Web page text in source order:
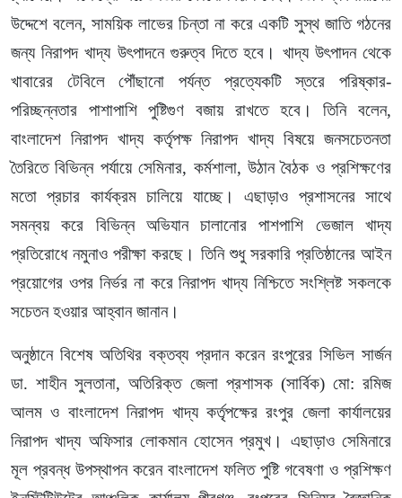
উদ্দেশে বলেন, সাময়িক লাভের চিন্তা না করে একটি সুস্থ জাতি গঠনের
জন্য নিরাপদ খাদ্য উৎপাদনে গুরুত্ব দিতে হবে। খাদ্য উৎপাদন থেকে
খাবারের টেবিলে পৌঁছানো পর্যন্ত প্রত্যেকটি স্তরে পরিষ্কার-
পরিচ্ছন্নতার পাশাপাশি পুষ্টিগুণ বজায় রাখতে হবে। তিনি বলেন,
বাংলাদেশ নিরাপদ খাদ্য কর্তৃপক্ষ নিরাপদ খাদ্য বিষয়ে জনসচেতনতা
তৈরিতে বিভিন্ন পর্যায়ে সেমিনার, কর্মশালা, উঠান বৈঠক ও প্রশিক্ষণের
মতো প্রচার কার্যক্রম চালিয়ে যাচ্ছে। এছাড়াও প্রশাসনের সাথে
সমন্বয় করে বিভিন্ন অভিযান চালানোর পাশপাশি ভেজাল খাদ্য
প্রতিরোধে নমুনাও পরীক্ষা করছে। তিনি শুধু সরকারি প্রতিষ্ঠানের আইন
প্রয়োগের ওপর নির্ভর না করে নিরাপদ খাদ্য নিশ্চিতে সংশ্লিষ্ট সকলকে
সচেতন হওয়ার আহ্বান জানান।
অনুষ্ঠানে বিশেষ অতিথির বক্তব্য প্রদান করেন রংপুরের সিভিল সার্জন
ডা. শাহীন সুলতানা, অতিরিক্ত জেলা প্রশাসক (সার্বিক) মো: রমিজ
আলম ও বাংলাদেশ নিরাপদ খাদ্য কর্তৃপক্ষের রংপুর জেলা কার্যালয়ের
নিরাপদ খাদ্য অফিসার লোকমান হোসেন প্রমুখ। এছাড়াও সেমিনারে
মূল প্রবন্ধ উপস্থাপন করেন বাংলাদেশ ফলিত পুষ্টি গবেষণা ও প্রশিক্ষণ